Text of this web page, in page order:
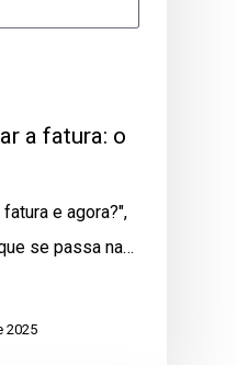
a fatura: o
e agora?",
se passa na…
2025